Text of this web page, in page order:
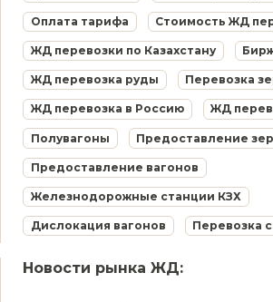
Оплата тарифа Стоимость ЖД
ЖД перевозки по Казахстану
ЖД перевозка руды Перевозка
ЖД перевозка в Россию ЖД
Полувагоны Предоставление
Предоставление вагонов
Железнодорожные станции КЗХ
Дислокация вагонов Перевозка
Новости рынка ЖД: